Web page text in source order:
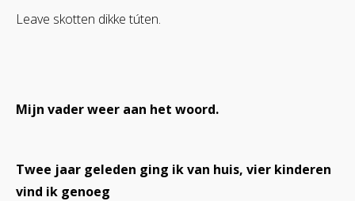
Leave skotten dikke túten.
Mijn vader weer aan het woord.
Twee jaar geleden ging ik van huis, vier kinderen
vind ik genoeg